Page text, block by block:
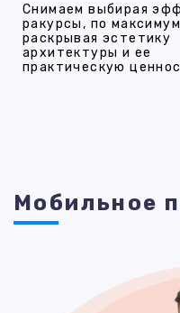
Снимаем выбирая
ракурсы, по
раскрывая эстетику
архитектуры и ее
практическую
Мобильное